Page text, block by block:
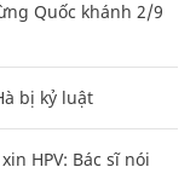
Quốc khánh 2/9
bị kỷ luật
HPV: Bác sĩ nói